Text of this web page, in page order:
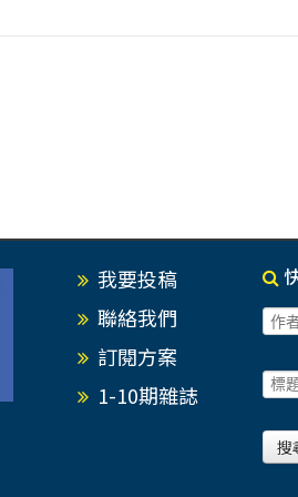
我要投稿
聯絡我們
訂閱方案
1-10期雜誌